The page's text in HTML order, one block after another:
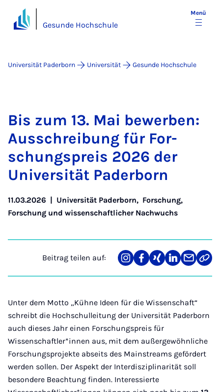
Gesunde Hochschule
Menü
Universität Paderborn Universität Gesunde Hochschule
Bis zum 13. Mai be­wer­ben:
Aus­schrei­bung für For­
schungs­preis 2026 der
Uni­ver­si­tät Pa­der­born
11.03.2026 | Universität Paderborn, Forschung,
Forschung und wissenschaftlicher Nachwuchs
Beitrag teilen auf:
Teilen
auf
Teilen
auf
Teilen
auf
Teilen
auf
Teilen
über
Mail
Link
Unter dem Motto „Kühne Ideen für die Wissenschaft“
schreibt die Hochschulleitung der Universität Paderborn
auch dieses Jahr einen Forschungspreis für
Wissenschaftler*innen aus, mit dem außergewöhnliche
Forschungsprojekte abseits des Mainstreams gefördert
werden sollen. Der Aspekt der Interdisziplinarität soll
besondere Beachtung finden. Interessierte